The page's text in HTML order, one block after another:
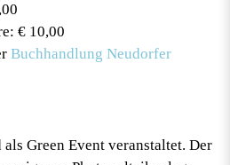
€ 10,00
Buchhandlung Neudorfer
Green Event veranstaltet. Der